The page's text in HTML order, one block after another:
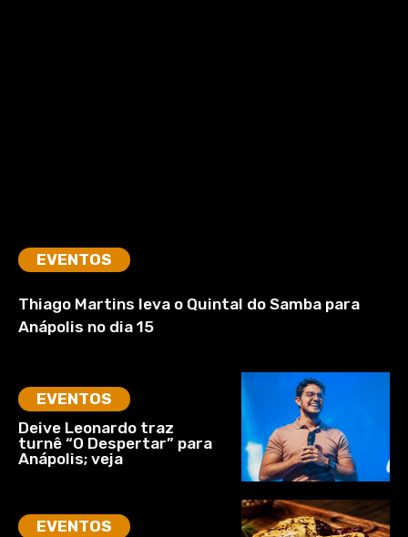
EVENTOS
Thiago Martins leva o Quintal do Samba para
Anápolis no dia 15
EVENTOS
Deive Leonardo traz
turnê “O Despertar” para
Anápolis; veja
EVENTOS